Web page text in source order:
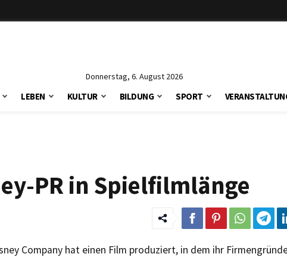
Donnerstag, 6. August 2026
LEBEN KULTUR BILDUNG SPORT
PR in Spielfilmlänge
Company hat einen Film produziert, in dem ihr